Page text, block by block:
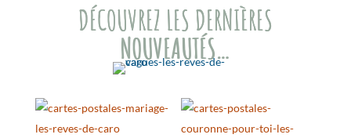
DÉCOUVREZ LES DERNIÈRES
NOUVEAUTÉS…